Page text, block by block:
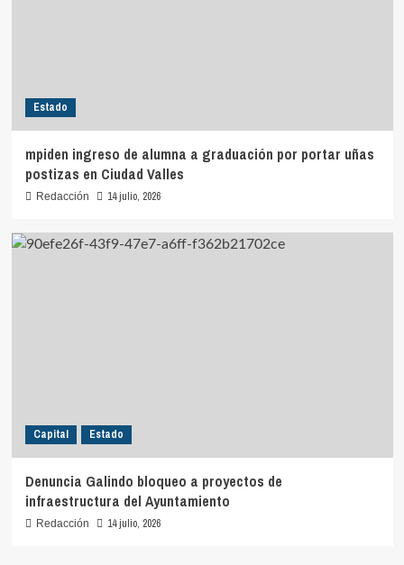
Estado
mpiden ingreso de alumna a graduación por portar uñas
postizas en Ciudad Valles
Redacción 14 julio, 2026
Capital Estado
Denuncia Galindo bloqueo a proyectos de
infraestructura del Ayuntamiento
Redacción 14 julio, 2026